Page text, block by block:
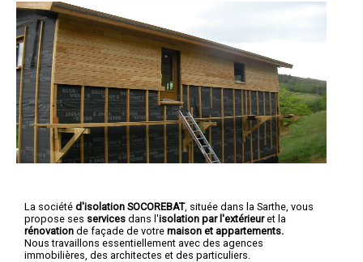
La société d'isolation SOCOREBAT, située dans la Sarthe, vous
propose ses services dans l'isolation par l'extérieuret la
rénovation de façade de votre maison et appartements.
Nous travaillons essentiellement avec des agences
immobilières, des architectes et des particuliers.